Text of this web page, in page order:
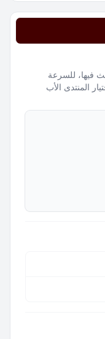
فيها، للسرعة
المنتدى الأب